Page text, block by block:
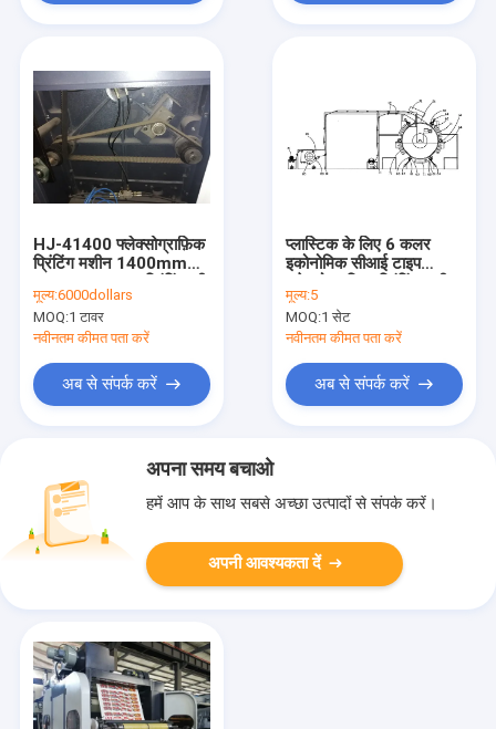
HJ-41400 फ्लेक्सोग्राफ़िक
प्रिंटिंग मशीन 1400mm
लंबाई
मूल्य:6000dollars
MOQ:1 टावर
नवीनतम कीमत पता करें
अब से संपर्क करें
प्लास्टिक के लिए 6 कलर
इकोनोमिक सीआई टाइप
न्यूमेटिक के साथ पेपर, 380V
6 कलर सीआई फ्लेक्सो एम
कंट्रोल
मूल्य:5
MOQ:1 सेट
नवीनतम कीमत पता करें
अब से संपर्क करें
अपना समय बचाओ
हमें आप के साथ सबसे अच्छा उत्पादों से संपर्क करें।
अपनी आवश्यकता दें